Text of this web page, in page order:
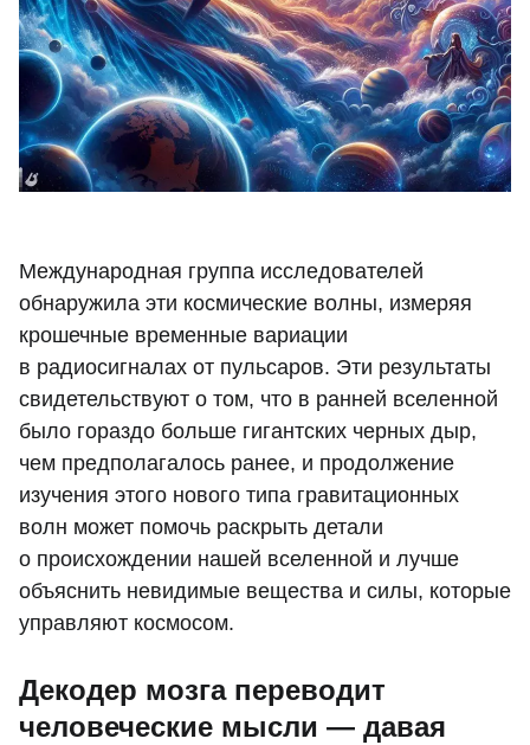
Международная группа исследователей
обнаружила эти космические волны, измеряя
крошечные временные вариации
в радиосигналах от пульсаров. Эти результаты
свидетельствуют о том, что в ранней вселенной
было гораздо больше гигантских черных дыр,
чем предполагалось ранее, и продолжение
изучения этого нового типа гравитационных
волн может помочь раскрыть детали
о происхождении нашей вселенной и лучше
объяснить невидимые вещества и силы, которые
управляют космосом.
Декодер мозга переводит
человеческие мысли — давая